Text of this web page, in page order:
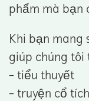
phẩm mà bạn
Khi bạn mang
giúp chúng tôi
- tiểu thuyết
- truyện cổ tích